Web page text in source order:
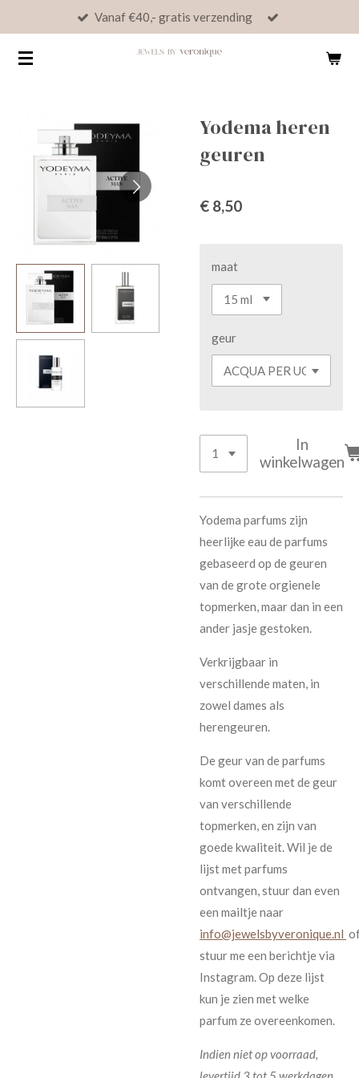
naar
Vanaf €40,- gratis verzending
Yodema heren
geuren
€ 8,50
maat
geur
In
winkelwagen
Yodema parfums zijn
heerlijke eau de parfums
gebaseerd op de geuren
van de grote orgienele
topmerken, maar dan in een
ander jasje gestoken.
Verkrijgbaar in
verschillende maten, in
zowel dames als
herengeuren.
De geur van de parfums
komt overeen met de geur
van verschillende
topmerken, en zijn van
goede kwaliteit. Wil je de
lijst met parfums
ontvangen, stuur dan even
een mailtje naar
info@jewelsbyveronique.nl
stuur me een berichtje via
Instagram. Op deze lijst
kun je zien met welke
parfum ze overeenkomen.
Indien niet op voorraad,